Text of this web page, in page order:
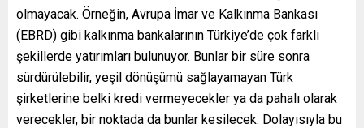
olmayacak. Örneğin, Avrupa İmar ve Kalkınma Bankası
(EBRD) gibi kalkınma bankalarının Türkiye’de çok farklı
şekillerde yatırımları bulunuyor. Bunlar bir süre sonra
sürdürülebilir, yeşil dönüşümü sağlayamayan Türk
şirketlerine belki kredi vermeyecekler ya da pahalı olarak
verecekler, bir noktada da bunlar kesilecek. Dolayısıyla bu